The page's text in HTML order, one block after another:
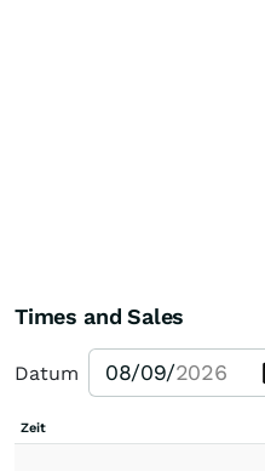
Times and Sales
Datum
Zeit